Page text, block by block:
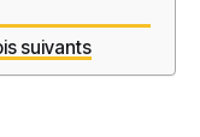
suivants